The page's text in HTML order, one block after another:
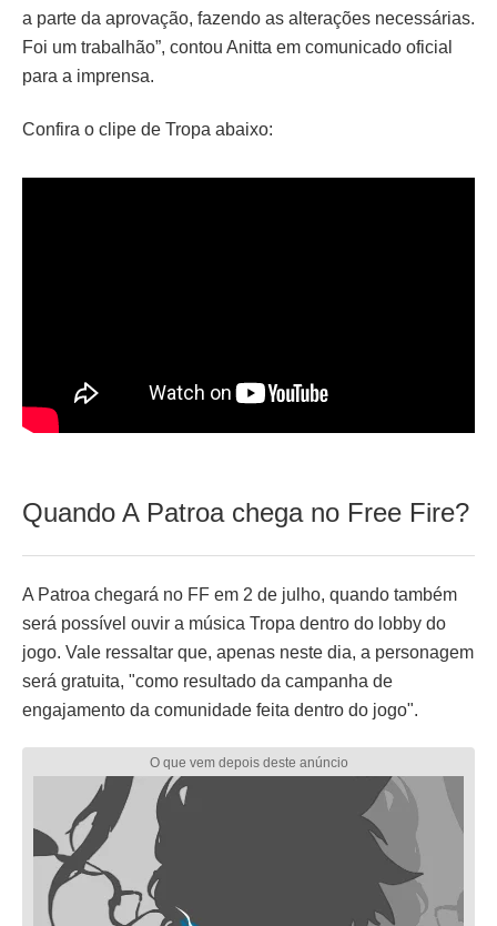
a parte da aprovação, fazendo as alterações necessárias.
Foi um trabalhão”, contou Anitta em comunicado oficial
para a imprensa.
Confira o clipe de Tropa abaixo:
Quando A Patroa chega no Free Fire?
A Patroa chegará no FF em 2 de julho, quando também
será possível ouvir a música Tropa dentro do lobby do
jogo. Vale ressaltar que, apenas neste dia, a personagem
será gratuita, "como resultado da campanha de
engajamento da comunidade feita dentro do jogo".